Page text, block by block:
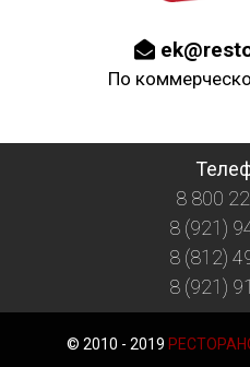
По
8 800
8 (921)
8 (812)
8 (921)
© 2010 - 2019